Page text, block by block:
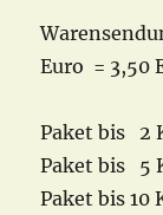
Euro = 3,50
Paket bis 2
Paket bis 5
Paket bis 10